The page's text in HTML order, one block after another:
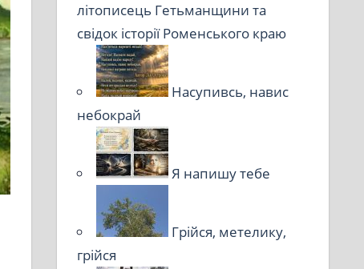
літописець Гетьманщини та
свідок історії Роменського краю
Насупивсь, навис
небокрай
Я напишу тебе
Грійся, метелику,
грійся